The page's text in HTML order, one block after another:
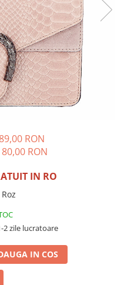
RON
80,00 RON
IN RO
Roz
2 zile lucratoare
IN COS